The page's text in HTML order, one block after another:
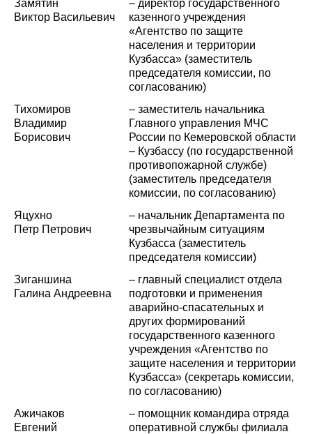
Замятин
Виктор Васильевич
– директор государственного
казенного учреждения
«Агентство по защите
населения и территории
Кузбасса» (заместитель
председателя комиссии, по
согласованию)
Тихомиров
Владимир
Борисович
– заместитель начальника
Главного управления МЧС
России по Кемеровской области
– Кузбассу (по государственной
противопожарной службе)
(заместитель председателя
комиссии, по согласованию)
Яцухно
Петр Петрович
– начальник Департамента по
чрезвычайным ситуациям
Кузбасса (заместитель
председателя комиссии)
Зиганшина
Галина Андреевна
– главный специалист отдела
подготовки и применения
аварийно-спасательных и
других формирований
государственного казенного
учреждения «Агентство по
защите населения и территории
Кузбасса» (секретарь комиссии,
по согласованию)
Ажичаков
Евгений
– помощник командира отряда
оперативной службы филиала